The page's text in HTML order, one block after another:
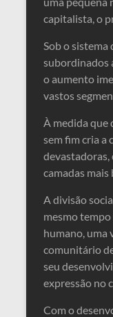
capitalista, o
Sob o
subordinados
o aumento
vastos
À medida que
sem fim cria a
devastadoras,
camadas mais
A divisão
mesmo
humano, uma
comunitário
seu
expressão no
Com o